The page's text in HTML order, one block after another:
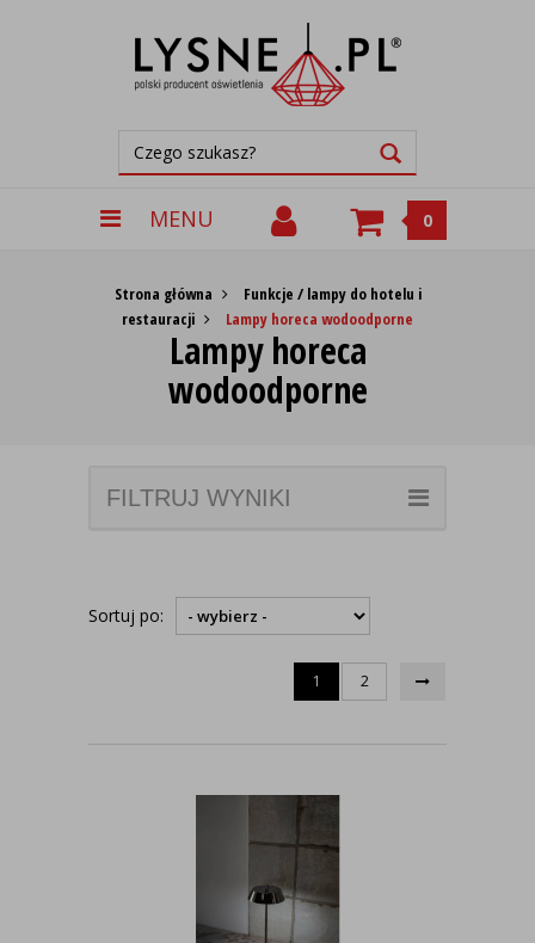
MENU 0
Strona główna
Funkcje / lampy do hotelu i
restauracji
Lampy horeca wodoodporne
Lampy horeca
wodoodporne
FILTRUJ WYNIKI
Sortuj po:
1 2